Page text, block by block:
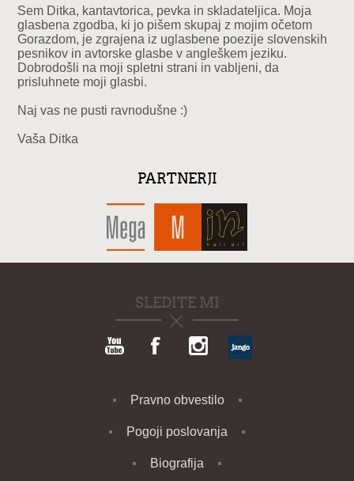
Sem Ditka, kantavtorica, pevka in skladateljica. Moja
glasbena zgodba, ki jo pišem skupaj z mojim očetom
Gorazdom, je zgrajena iz uglasbene poezije slovenskih
pesnikov in avtorske glasbe v angleškem jeziku.
Dobrodošli na moji spletni strani in vabljeni, da
prisluhnete moji glasbi.
Naj vas ne pusti ravnodušne :)
Vaša Ditka
PARTNERJI
SLEDITE MI
Pravno obvestilo
Pogoji poslovanja
Biografija